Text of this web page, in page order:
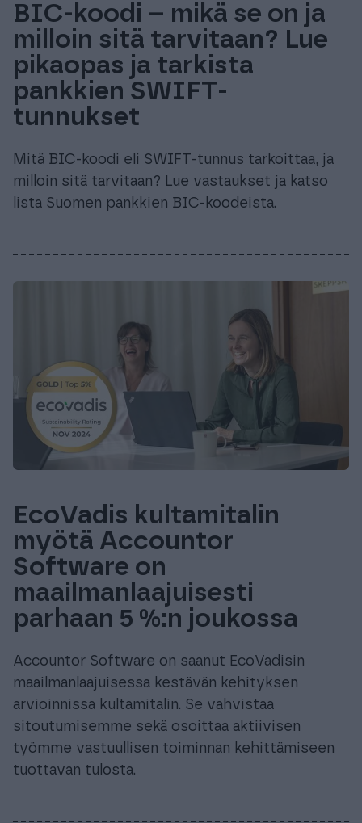
BIC-koodi – mikä se on ja
milloin sitä tarvitaan? Lue
pikaopas ja tarkista
pankkien SWIFT-
tunnukset
Mitä BIC-koodi eli SWIFT-tunnus tarkoittaa, ja
milloin sitä tarvitaan? Lue vastaukset ja katso
lista Suomen pankkien BIC-koodeista.
EcoVadis kultamitalin
myötä Accountor
Software on
maailmanlaajuisesti
parhaan 5 %:n joukossa
Accountor Software on saanut EcoVadisin
maailmanlaajuisessa kestävän kehityksen
arvioinnissa kultamitalin. Se vahvistaa
sitoutumisemme sekä osoittaa aktiivisen
työmme vastuullisen toiminnan kehittämiseen
tuottavan tulosta.